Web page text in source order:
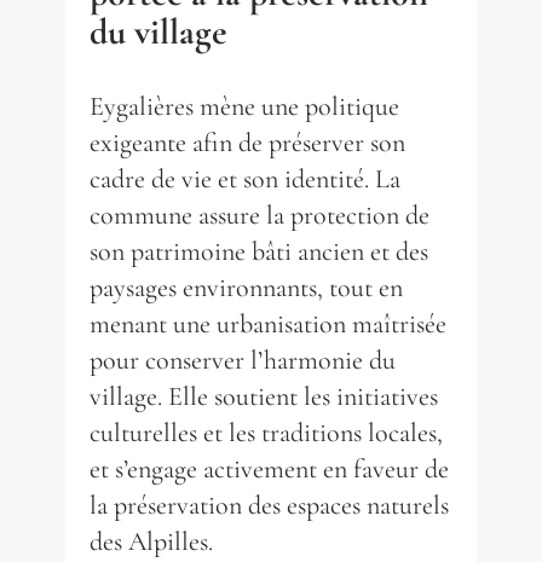
du village
Eygalières mène une politique
exigeante afin de préserver son
cadre de vie et son identité. La
commune assure la protection de
son patrimoine bâti ancien et des
paysages environnants, tout en
menant une urbanisation maîtrisée
pour conserver l’harmonie du
village. Elle soutient les initiatives
culturelles et les traditions locales,
et s’engage activement en faveur de
la préservation des espaces naturels
des Alpilles.